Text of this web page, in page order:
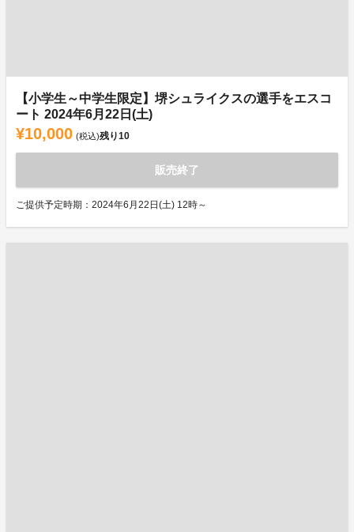
【小学生～中学生限定】堺シュライクスの選手をエスコ
ート 2024年6月22日(土)
¥10,000 (税込)残り10
販売終了
ご提供予定時期：2024年6月22日(土) 12時～